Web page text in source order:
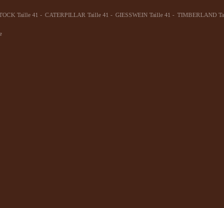
Taille 41 - CATERPILLAR Taille 41 - GIESSWEIN Taille 41 - TIMBERLAND